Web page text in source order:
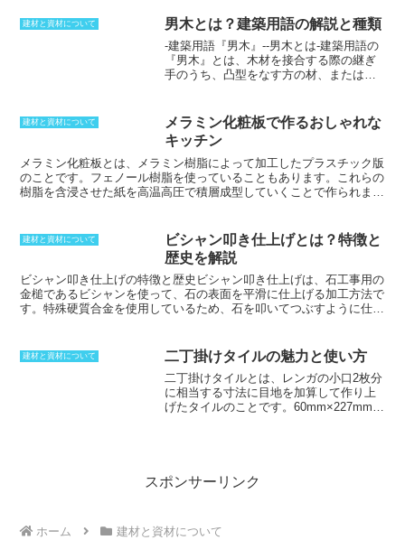
囲気を持っており、淡赤色から赤みがか
や、光の反射によって見えるしま模様や
さざ波のような模様が特徴である。「マ
ホガニー」は加工性や寸法安定性、耐久
やドラム等にも使用されている。
防ぐ働きがあり、防腐処理することで木
材の寿命を延ばすことができます。防腐
材は、主に2種類の処理方法があります。
1つは、あらかじめ工場で薬剤を加圧注入
する方法で、もう1つは、現場で塗布する
択することができます。
建材と資材について 男木とは？建築用語の解説と種類
-建築用語『男木』--男木とは-建築用語の
『男木』とは、木材を接合する際の継ぎ
手のうち、凸型をなす方の材、または上
らは凹型をなす方の材、または下になる
方の材を称します。継ぎ合わせるための
木材は、それらを長手方向につながるよ
うに接合しますが、その際『男木』や
『女木』という方法を用いることで接合
強度を上げることができます。接合では
で重ねることで接合することになりま
す。『男木』と『女木』を接合すること
で『胴差（どうざ）』という木材を形成
することができ、この方法を『胴差蟻継
ぎ』と呼んでいます。
建材と資材について
メラミン化粧板で作るおしゃれな
キッチン
メラミン化粧板 とは、メラミン樹脂によって加工したプラスチック版
のことです。フェノール樹脂を使っていることもあります。これらの
樹脂を含浸させた紙を高温高圧で積層成型していくことで作られま
も強く、熱にも耐えられるようになるため、キッチンなどで用いれ
ば、加熱している道具も置けます。表面にはつやを出すことができる
ようになり、フラットにも凹凸にも作り上げることが可能です。キッ
チン周りに使うということで考えた場合、様々な面から高機能な素材
と言えます。テーブルやカウンターに使うとしても、耐久性や機能性
が向上するため、高級感とともに実用性も高められます。
建材と資材について
ビシャン叩き仕上げとは？特徴と
歴史を解説
ビシャン叩き仕上げの特徴と歴史 ビシャン叩き仕上げは、石工事用の
金槌であるビシャンを使って、石の表面を平滑に仕上げる加工方法で
す。特殊硬質合金を使用しているため、石を叩いてつぶすように仕上
しか行えないため、職人の技術と手間が必要になり、単価が割高にな
る傾向にあります。また、ビシャン叩き仕上げを行うには、石材の強
度が小松石以上であることが条件であり、柔らかい石材では加工でき
ません。ビシャン叩き仕上げの歴史は古く、平安時代から行われてい
たとされています。当初は、仏像の台座や石塔などに使われていまし
建材と資材について 二丁掛けタイルの魅力と使い方
二丁掛けタイルとは、レンガの小口2枚分
に相当する寸法に目地を加算して作り上
げたタイルのことです。60mm×227mmで
けされます。1㎡当たり64枚使う計算にな
ります。小口タイルと寸法を組み合わせ
けることができます。ホームセンターや
インターネットで手軽に手に入れること
スポンサーリンク
ホーム 建材と資材について